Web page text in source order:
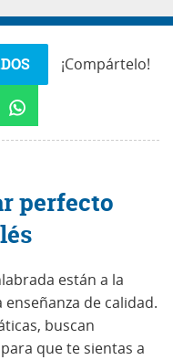
¡Compártelo!
perfecto
están a la
de calidad.
buscan
que te sientas a